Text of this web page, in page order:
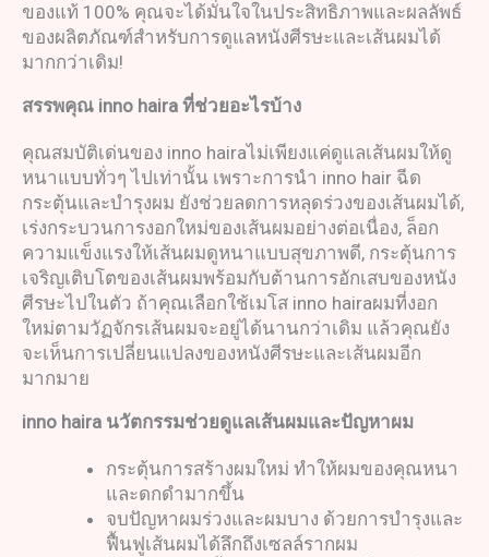
ของแท้ 100% คุณจะได้มั่นใจในประสิทธิภาพและผลลัพธ์
ของผลิตภัณฑ์สำหรับการดูแลหนังศีรษะและเส้นผมได้
มากกว่าเดิม!
สรรพคุณ inno haira ที่ช่วยอะไรบ้าง
คุณสมบัติเด่นของ inno hairaไม่เพียงแค่ดูแลเส้นผมให้ดู
หนาแบบทั่วๆ ไปเท่านั้น เพราะการนำ inno hair ฉีด
กระตุ้นและบำรุงผม ยังช่วยลดการหลุดร่วงของเส้นผมได้,
เร่งกระบวนการงอกใหม่ของเส้นผมอย่างต่อเนื่อง, ล็อก
ความแข็งแรงให้เส้นผมดูหนาแบบสุขภาพดี, กระตุ้นการ
เจริญเติบโตของเส้นผมพร้อมกับต้านการอักเสบของหนัง
ศีรษะไปในตัว ถ้าคุณเลือกใช้เมโส inno hairaผมที่งอก
ใหม่ตามวัฏจักรเส้นผมจะอยู่ได้นานกว่าเดิม แล้วคุณยัง
จะเห็นการเปลี่ยนแปลงของหนังศีรษะและเส้นผมอีก
มากมาย
inno haira นวัตกรรมช่วยดูแลเส้นผมและปัญหาผม
กระตุ้นการสร้างผมใหม่ ทำให้ผมของคุณหนา
และดกดำมากขึ้น
จบปัญหาผมร่วงและผมบาง ด้วยการบำรุงและ
ฟื้นฟูเส้นผมได้ลึกถึงเซลล์รากผม